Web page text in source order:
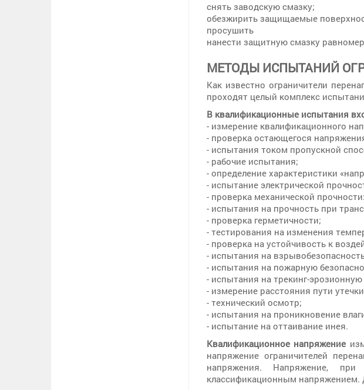
снять заводскую смазку;
обезжирить защищаемые
просушить
нанести защитную смазку
МЕТОДЫ ИСПЫТАНИЙ
Как известно ограничители
проходят целый комплекс
В квалификационные испытания
- измерение квалификационного
- проверка остающегося
- испытания током пропускной
- рабочие испытания;
- определение характеристики
- испытание электрической
- проверка механической
- испытания на прочность при
- проверка герметичности;
- тестирования на изменения
- проверка на устойчивость к
- испытания на
- испытания на пожарную
- испытания на трекинг-эрозионную
- измерение расстояния пути
- технический осмотр;
- испытания на проникновение
- испытание на оттаивание инея.
Квалификационное напряжение
напряжение ограничителей
напряжения. Напряжение, при
классификационным напряжением.